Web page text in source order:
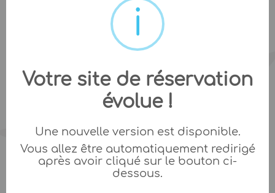
Votre site de réservation
évolue !
Une nouvelle version est disponible.
Vous allez être automatiquement redirigé
après avoir cliqué sur le bouton ci-
dessous.